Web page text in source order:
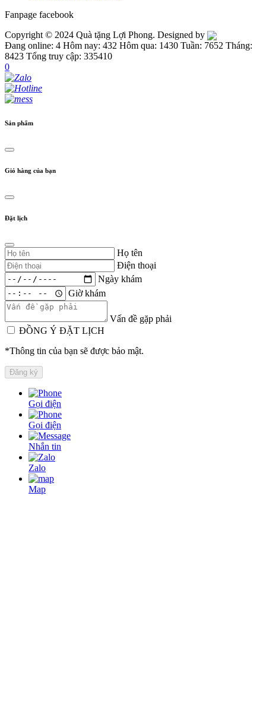
Fanpage facebook
Copyright © 2024 Quà tặng Lợi Phong. Designed by
Đang online: 4 Hôm nay: 432 Hôm qua: 1430 Tuần: 7652 Tháng:
8423 Tổng truy cập: 335410
0
Sản phẩm
Giỏ hàng của bạn
Đặt lịch
Họ tên
Điện thoại
Ngày khám
Giờ khám
Vấn đề gặp phải
ĐỒNG Ý ĐẶT LỊCH
*Thông tin của bạn sẽ được bảo mật.
Gọi điện
Gọi điện
Nhắn tin
Zalo
Map